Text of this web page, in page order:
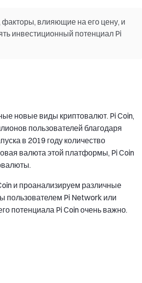
факторы, влияющие на его цену, и
инвестиционный потенциал Pi
новые виды криптовалют. Pi Coin,
пользователей благодаря
в 2019 году количество
валюта этой платформы, Pi Coin
и проанализируем различные
пользователем Pi Network или
потенциала Pi Coin очень важно.